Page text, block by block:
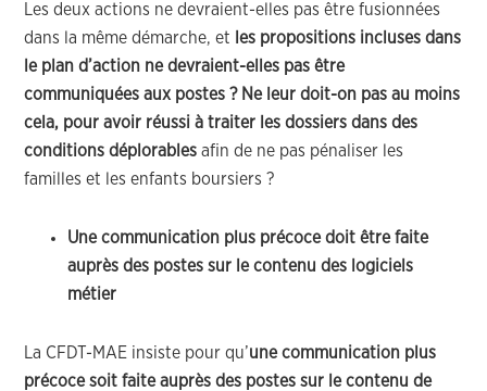
Les deux actions ne devraient-elles pas être fusionnées
dans la même démarche, et les propositions incluses dans
le plan d’action ne devraient-elles pas être
communiquées aux postes ? Ne leur doit-on pas au moins
cela, pour avoir réussi à traiter les dossiers dans des
conditions déplorables afin de ne pas pénaliser les
familles et les enfants boursiers ?
Une communication plus précoce doit être faite
auprès des postes sur le contenu des logiciels
métier
La CFDT-MAE insiste pour qu’une communication plus
précoce soit faite auprès des postes sur le contenu de